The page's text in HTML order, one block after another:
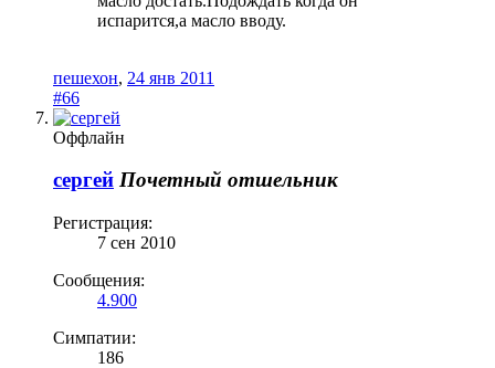
испарится,а масло вводу.
пешехон, 24 янв 2011
#66
Оффлайн
сергей Почетный отшельник
Регистрация:
7 сен 2010
Сообщения:
4.900
Симпатии:
186